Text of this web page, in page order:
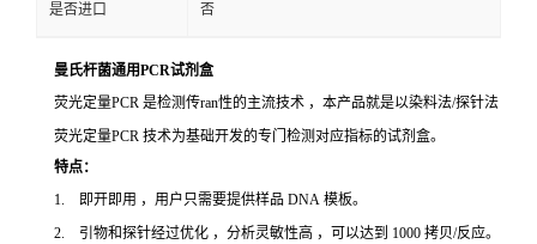
是否进口 否
曼氏杆菌通用PCR试剂盒
荧光定量PCR 是检测传ran性的主流技术 ，本产品就是以染料法/探针法
荧光定量PCR 技术为基础开发的专门检测对应指标的试剂盒。
特点：
1. 即开即用 ，用户只需要提供样品 DNA 模板。
2. 引物和探针经过优化 ，分析灵敏性高 ，可以达到 1000 拷贝/反应。